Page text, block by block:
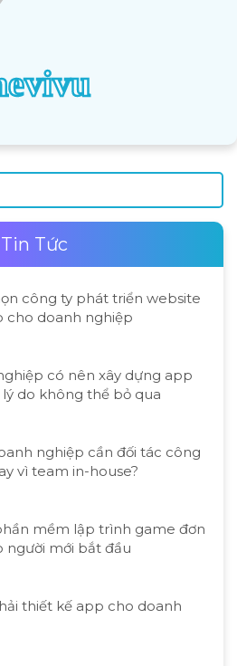
Tin Tức
công ty phát triển website
cho doanh nghiệp
có nên xây dựng app
lý do không thể bỏ qua
nghiệp cần đối tác công
vì team in-house?
mềm lập trình game đơn
người mới bắt đầu
thiết kế app cho doanh